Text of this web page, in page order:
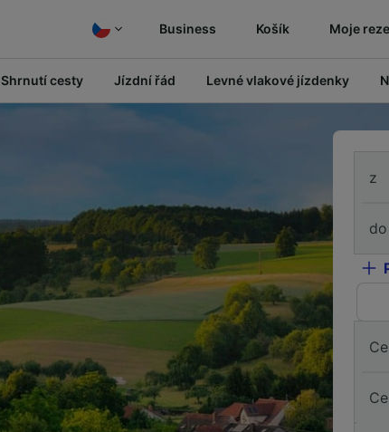
Business Košík Moje
Shrnutí cesty Jízdní řád Levné vlakové jízdenky
z
do